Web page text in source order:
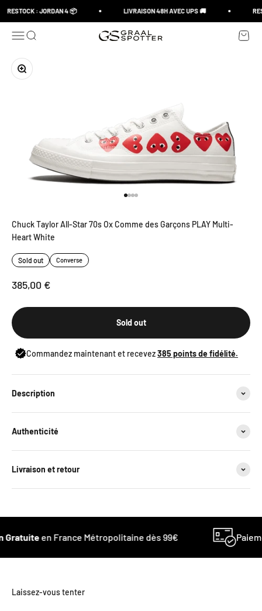
RESTOCK : JORDAN 4 📦 LIVRAISON 48H AVEC UPS 🚚
Open navigation menu
Open search Graal Spotter Open
Zoom
Chuck Taylor All-Star 70s Ox Comme des Garçons PLAY Multi-
Heart White
Sold out Converse
Sale price
385,00 €
Sold out
Commandez maintenant et recevez385 points de fidélité.
Description
Authenticité
Livraison et retour
Gratuiteen France Métropolitaine dès 99€